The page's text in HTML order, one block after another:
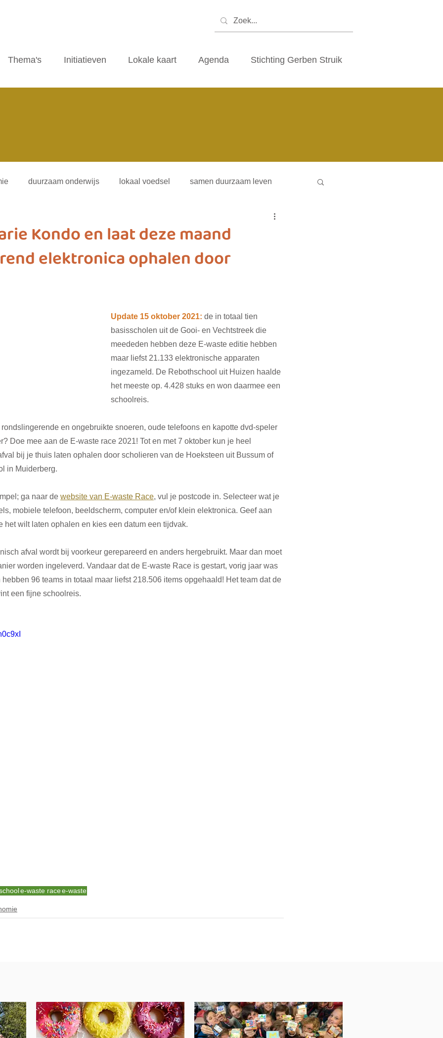
Thema's Initiatieven Lokale kaart Agenda Stichting Gerben Struik
duurzaam onderwijs lokaal voedsel samen duurzaam leven
vliegwielgroep SDG 1 SDG 2 SDG 3
Kondo en laat deze maand
elektronica ophalen door
Update 15 oktober 2021: de in totaal tien
basisscholen uit de Gooi- en Vechtstreek die
meededen hebben deze E-waste editie hebben
maar liefst 21.133 elektronische apparaten
ingezameld. De Rebothschool uit Huizen haalde
het meeste op. 4.428 stuks en won daarmee een
schoolreis.
en ongebruikte snoeren, oude telefoons en kapotte dvd-speler
Doe mee aan de E-waste race 2021! Tot en met 7 oktober kun je heel
bij je thuis laten ophalen door scholieren van de Hoeksteen uit Bussum of
in Muiderberg.
ga naar de website van E-waste Race, vul je postcode in. Selecteer wat je
mobiele telefoon, beeldscherm, computer en/of klein elektronica. Geef aan
het wilt laten ophalen en kies een datum een tijdvak.
afval wordt bij voorkeur gerepareerd en anders hergebruikt. Maar dan moet
worden ingeleverd. Vandaar dat de E-waste Race is gestart, vorig jaar was
96 teams in totaal maar liefst 218.506 items opgehaald! Het team dat de
een fijne schoolreis.
e-waste racee-waste